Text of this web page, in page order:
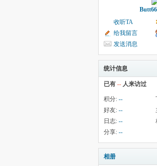
收听TA
给我留言
发送消息
统计信息
已有 -- 人来访过
积分: --
好友: --
日志: --
分享: --
相册